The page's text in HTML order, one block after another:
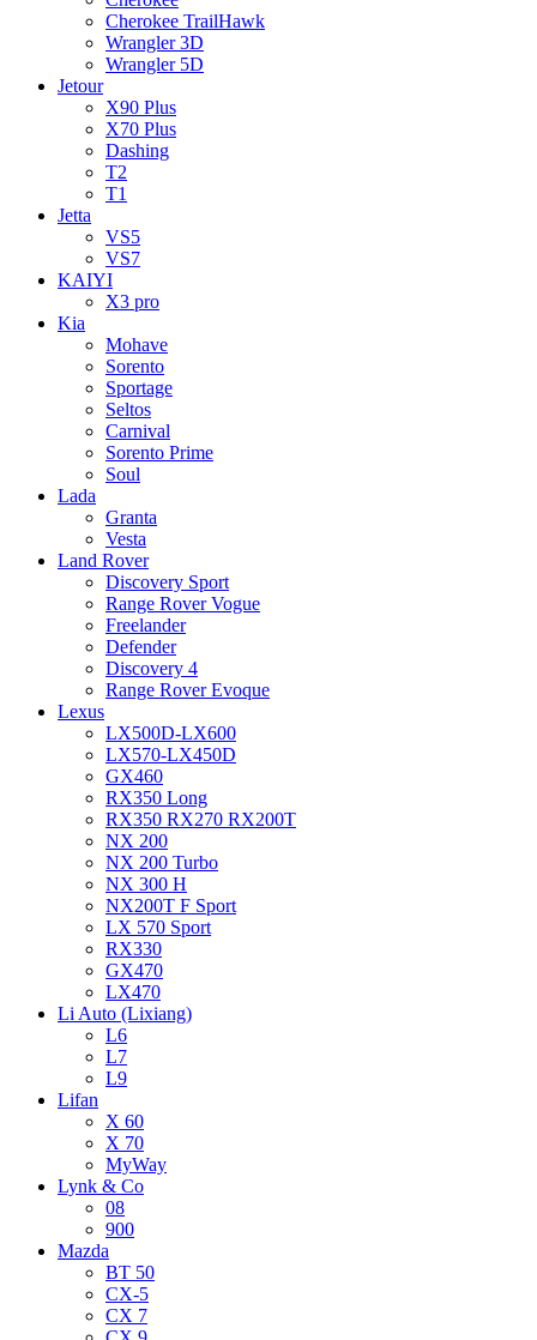
Cherokee TrailHawk
Wrangler 3D
Wrangler 5D
Jetour
X90 Plus
X70 Plus
Dashing
T2
T1
Jetta
VS5
VS7
KAIYI
X3 pro
Kia
Mohave
Sorento
Sportage
Seltos
Carnival
Sorento Prime
Soul
Lada
Granta
Vesta
Land Rover
Discovery Sport
Range Rover Vogue
Freelander
Defender
Discovery 4
Range Rover Evoque
Lexus
LX500D-LX600
LX570-LX450D
GX460
RX350 Long
RX350 RX270 RX200T
NX 200
NX 200 Turbo
NX 300 H
NX200T F Sport
LX 570 Sport
RX330
GX470
LX470
Li Auto (Lixiang)
L6
L7
L9
Lifan
X 60
X 70
MyWay
Lynk & Co
08
900
Mazda
BT 50
CX-5
CX 7